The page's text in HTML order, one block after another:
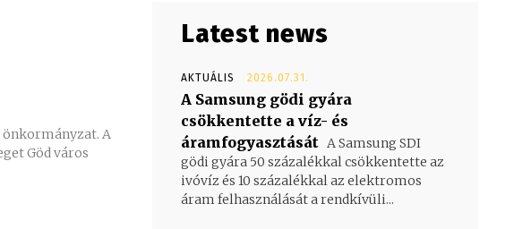
önkormányzat. A
Göd város
Latest news
AKTUÁLIS 2026.07.31.
A Samsung gödi gyára
csökkentette a víz- és
áramfogyasztását A Samsung SDI
gödi gyára 50 százalékkal csökkentette az
ivóvíz és 10 százalékkal az elektromos
áram felhasználását a rendkívüli...